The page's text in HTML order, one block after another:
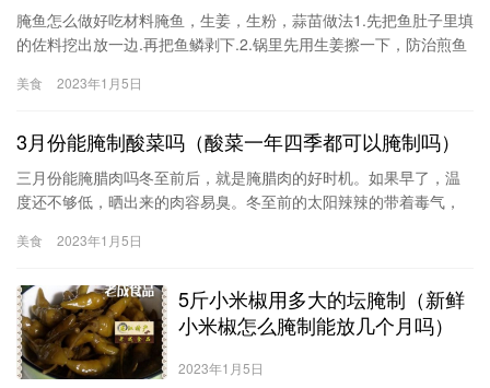
腌鱼怎么做好吃材料腌鱼，生姜，生粉，蒜苗做法1.先把鱼肚子里填
的佐料挖出放一边.再把鱼鳞剥下.2.锅里先用生姜擦一下，防治煎鱼
的，鱼皮真的特别难煎.煎了三条一条都没好的.表面都有点糊了.皮还
美食 2023年1月5日
3月份能腌制酸菜吗（酸菜一年四季都可以腌制吗）
三月份能腌腊肉吗冬至前后，就是腌腊肉的好时机。如果早了，温
度还不够低，晒出来的肉容易臭。冬至前的太阳辣辣的带着毒气，
的肉容易坏，温度的原因。泡菜的制作方法野山椒1瓶、白萝卜1/2
美食 2023年1月5日
5斤小米椒用多大的坛腌制（新鲜
小米椒怎么腌制能放几个月吗）
2023年1月5日